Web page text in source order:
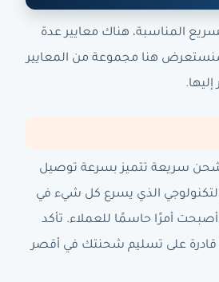
المناسبة، هناك معايير عدة
سنستعرض هنا مجموعة من المعايير
سريعة تتميز بسرعة توصيل
الذي يسرع كل شيء في
أمرًا حاسمًا للعملاء. تأكد
قادرة على تسليم شحنتك في أقصر